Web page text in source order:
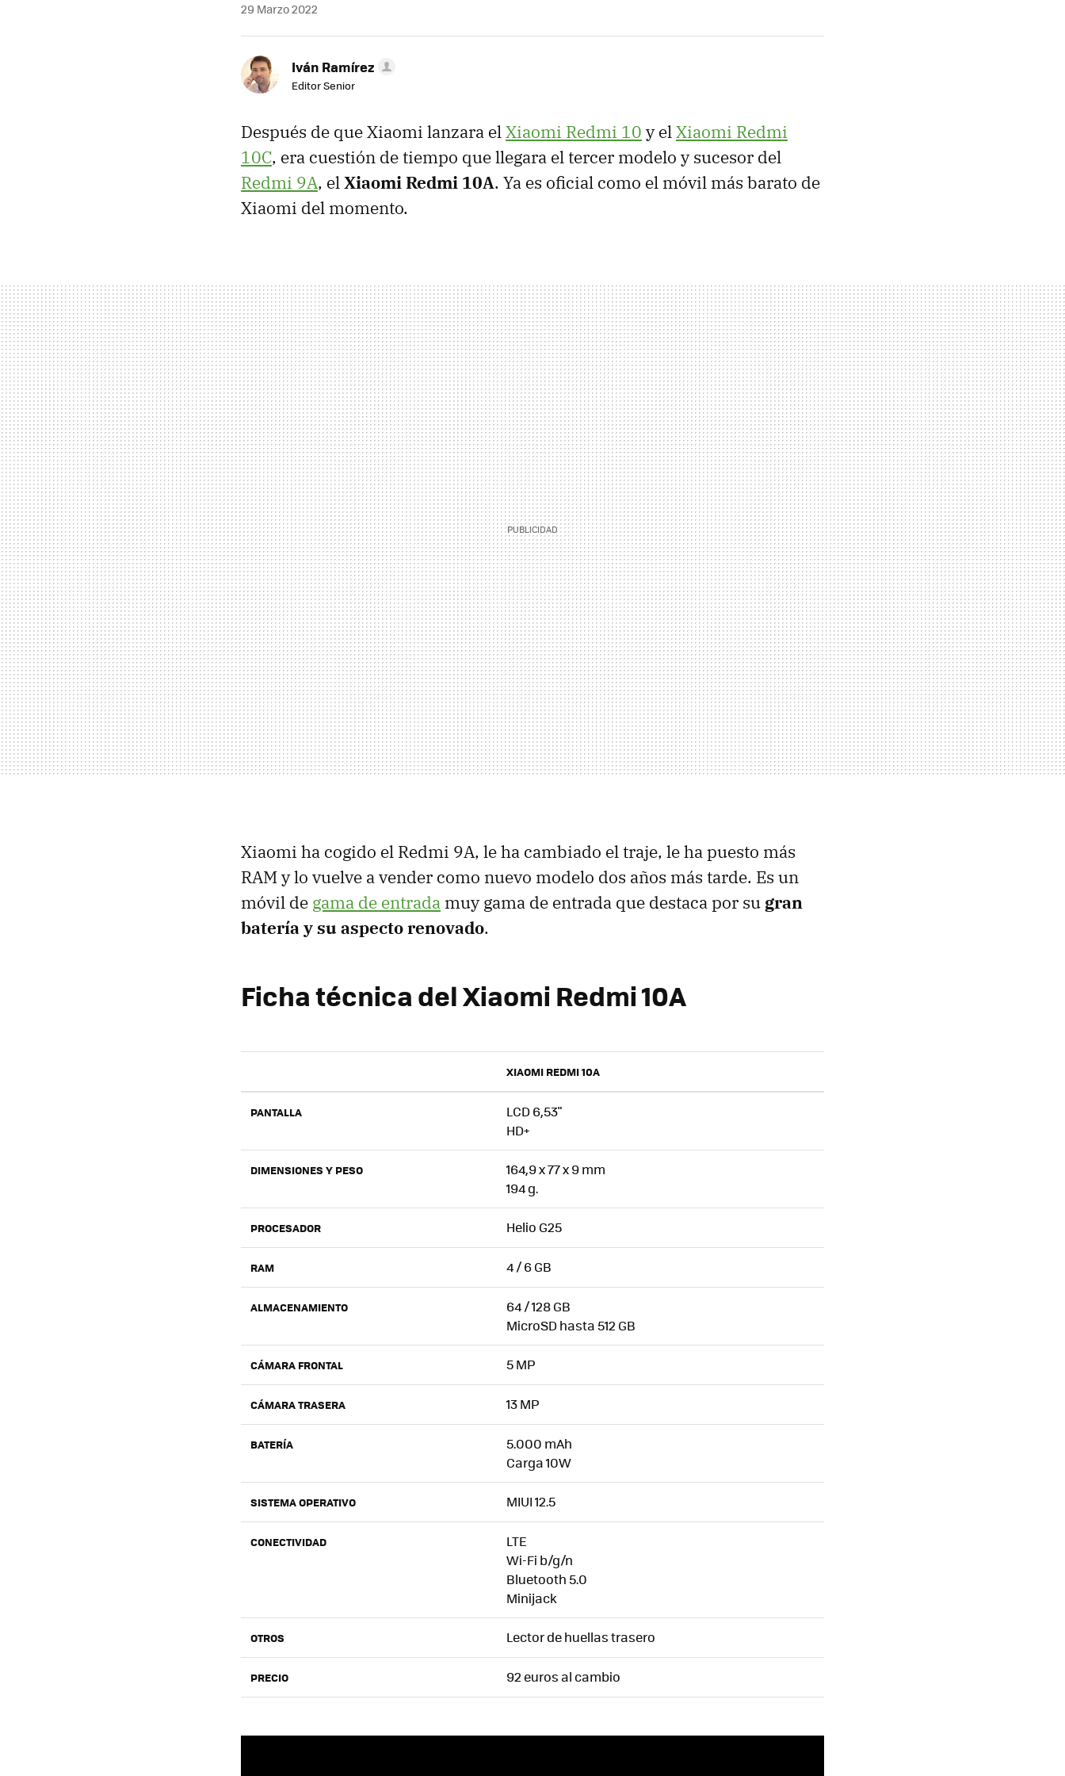
29 Marzo 2022
Iván Ramírez
Editor Senior
Después de que Xiaomi lanzara elXiaomi Redmi 10 y elXiaomi Redmi
10C, era cuestión de tiempo que llegara el tercer modelo y sucesor del
Redmi 9A, elXiaomi Redmi 10A. Ya es oficial como el móvil más barato de
Xiaomi del momento.
Xiaomi ha cogido el Redmi 9A, le ha cambiado el traje, le ha puesto más
RAM y lo vuelve a vender como nuevo modelo dos años más tarde. Es un
móvil de gama de entrada muy gama de entrada que destaca por su gran
batería y su aspecto renovado.
Ficha técnica del Xiaomi Redmi 10A
XIAOMI REDMI 10A
PANTALLA
LCD 6,53"
HD+
DIMENSIONES Y PESO
164,9 x 77 x 9 mm
194 g.
PROCESADOR Helio G25
RAM 4 / 6 GB
ALMACENAMIENTO
64 / 128 GB
MicroSD hasta 512 GB
CÁMARA FRONTAL 5 MP
CÁMARA TRASERA 13 MP
BATERÍA
5.000 mAh
Carga 10W
SISTEMA OPERATIVO MIUI 12.5
CONECTIVIDAD
LTE
Wi-Fi b/g/n
Bluetooth 5.0
Minijack
OTROS Lector de huellas trasero
PRECIO 92 euros al cambio